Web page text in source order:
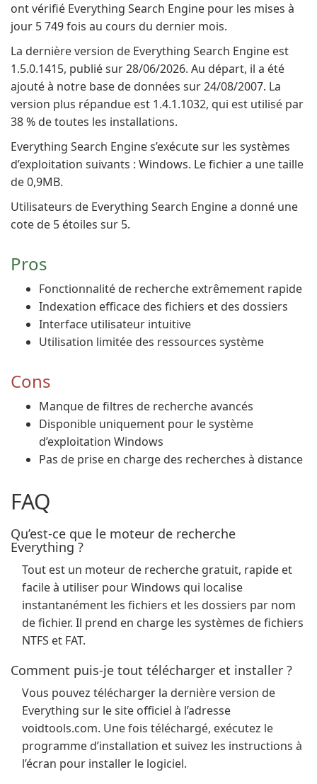
ont vérifié Everything Search Engine pour les mises à
jour 5 749 fois au cours du dernier mois.
La dernière version de Everything Search Engine est
1.5.0.1415, publié sur 28/06/2026. Au départ, il a été
ajouté à notre base de données sur 24/08/2007. La
version plus répandue est 1.4.1.1032, qui est utilisé par
38 % de toutes les installations.
Everything Search Engine s’exécute sur les systèmes
d’exploitation suivants : Windows. Le fichier a une taille
de 0,9MB.
Utilisateurs de Everything Search Engine a donné une
cote de 5 étoiles sur 5.
Pros
Fonctionnalité de recherche extrêmement rapide
Indexation efficace des fichiers et des dossiers
Interface utilisateur intuitive
Utilisation limitée des ressources système
Cons
Manque de filtres de recherche avancés
Disponible uniquement pour le système
d’exploitation Windows
Pas de prise en charge des recherches à distance
FAQ
Qu’est-ce que le moteur de recherche
Everything ?
Tout est un moteur de recherche gratuit, rapide et
facile à utiliser pour Windows qui localise
instantanément les fichiers et les dossiers par nom
de fichier. Il prend en charge les systèmes de fichiers
NTFS et FAT.
Comment puis-je tout télécharger et installer ?
Vous pouvez télécharger la dernière version de
Everything sur le site officiel à l’adresse
voidtools.com. Une fois téléchargé, exécutez le
programme d’installation et suivez les instructions à
l’écran pour installer le logiciel.